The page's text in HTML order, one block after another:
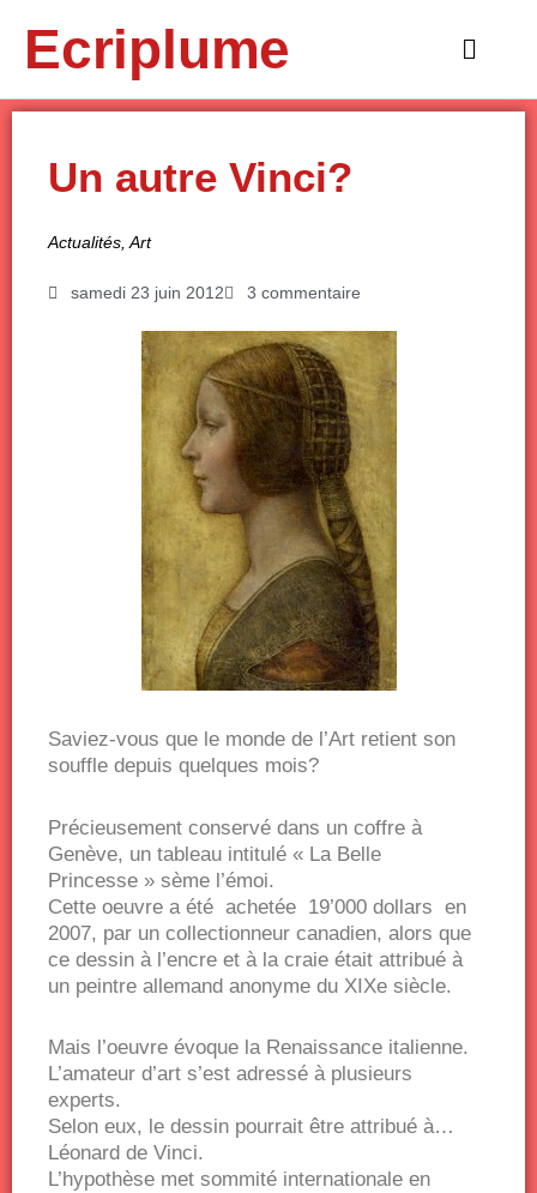
contenuEcriplume
Main
Un autre Vinci?
Actualités,Art
samedi 23 juin 2012 3 commentaire
Saviez-vous que le monde de l’Art retient son
souffle depuis quelques mois?
Précieusement conservé dans un coffre à
Genève, un tableau intitulé « La Belle
Princesse » sème l’émoi.
Cette oeuvre a été achetée 19’000 dollars en
2007, par un collectionneur canadien, alors que
ce dessin à l’encre et à la craie était attribué à
un peintre allemand anonyme du XIXe siècle.
Mais l’oeuvre évoque la Renaissance italienne.
L’amateur d’art s’est adressé à plusieurs
experts.
Selon eux, le dessin pourrait être attribué à…
Léonard de Vinci.
L’hypothèse met sommité internationale en